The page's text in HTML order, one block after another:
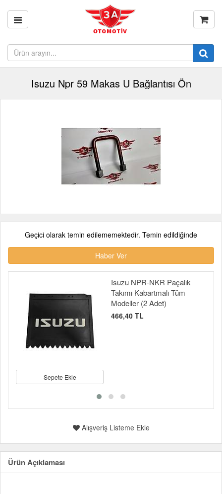
Isuzu Npr 59 Makas U Bağlantısı Ön
Geçici olarak temin edilememektedir. Temin edildiğinde
Haber Ver
Sepete Ekle
Isuzu NPR-NKR Paçalık
Takımı Kabartmalı Tüm
Modeller (2 Adet)
466,40 TL
Alışveriş Listeme Ekle
Ürün Açıklaması